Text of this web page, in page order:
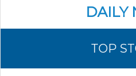
DAILY
TOP